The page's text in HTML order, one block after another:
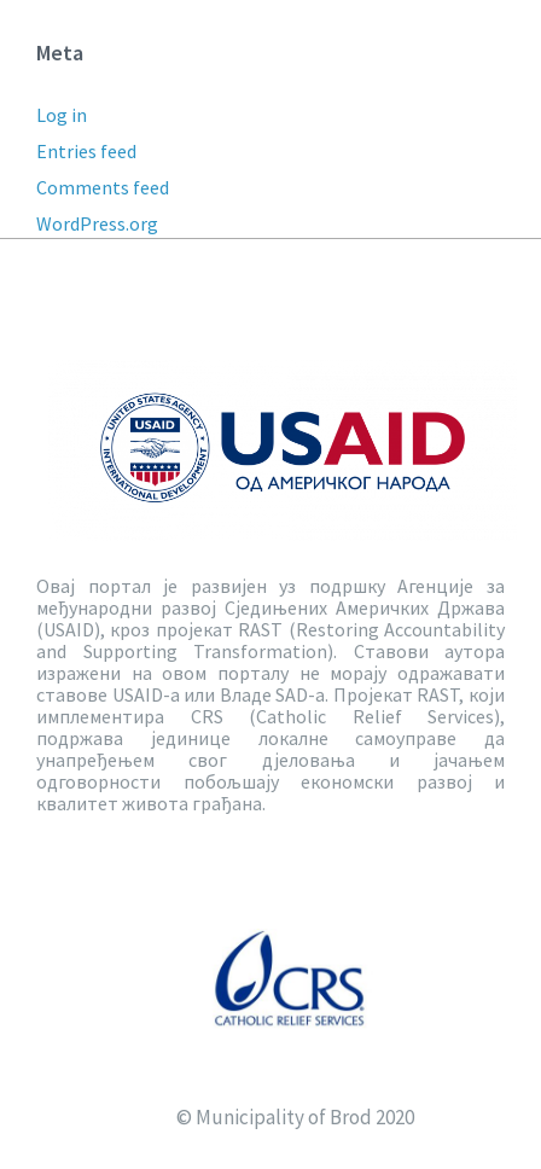
Meta
Log in
Entries feed
Comments feed
WordPress.org
Овај портал је развијен уз подршку Агенције за
међународни развој Сједињених Америчких Држава
(USAID), кроз пројекат RAST (Restoring Accountability
and Supporting Transformation). Ставови аутора
изражени на овом порталу не морају одражавати
ставове USAID-a или Владе SAD-a. Пројекат RAST, који
имплементира CRS (Catholic Relief Services),
подржава јединице локалне самоуправе да
унапређењем свог дјеловања и јачањем
одговорности побољшају економски развој и
квалитет живота грађана.
© Municipality of Brod 2020